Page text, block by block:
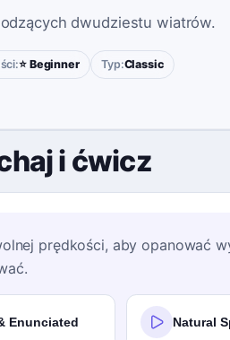
dwudziestu wiatrów.
⭐ Beginner Typ:Classic
i ćwicz
prędkości, aby opanować
Enunciated Natural